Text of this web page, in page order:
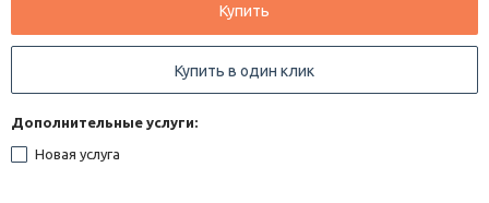
Купить
Купить в один клик
Дополнительные услуги:
Новая услуга